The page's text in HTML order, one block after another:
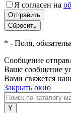
Я согласен на
* - Поля,
Сообщение
Ваше сообщение
Вами свяжется
Закрыть окно